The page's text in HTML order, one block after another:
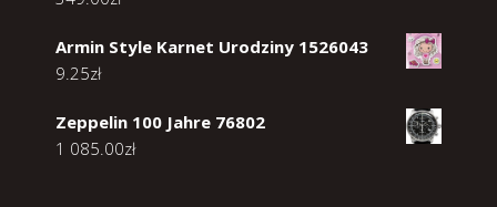
Armin Style Karnet Urodziny 1526043
9.25zł
Zeppelin 100 Jahre 76802
1 085.00zł